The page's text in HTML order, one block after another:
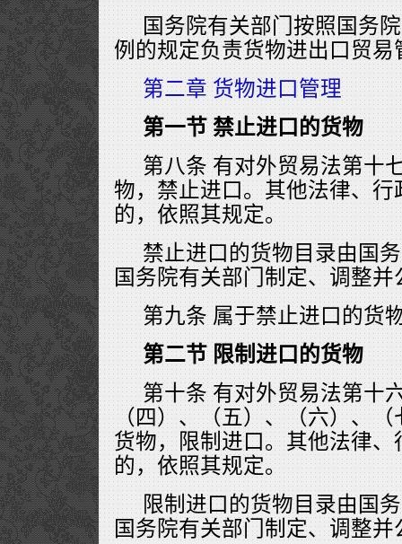
国务院有关部门按照国务
例的规定负责货物进出口贸
第二章 货物进口管理
第一节 禁止进口的货物
第八条 有对外贸易法第十
物，禁止进口。其他法律、
的，依照其规定。
禁止进口的货物目录由国
国务院有关部门制定、调整并
第九条 属于禁止进口的货
第二节 限制进口的货物
第十条 有对外贸易法第十
（四）、（五）、（六）、
货物，限制进口。其他法律
的，依照其规定。
限制进口的货物目录由国
国务院有关部门制定、调整并